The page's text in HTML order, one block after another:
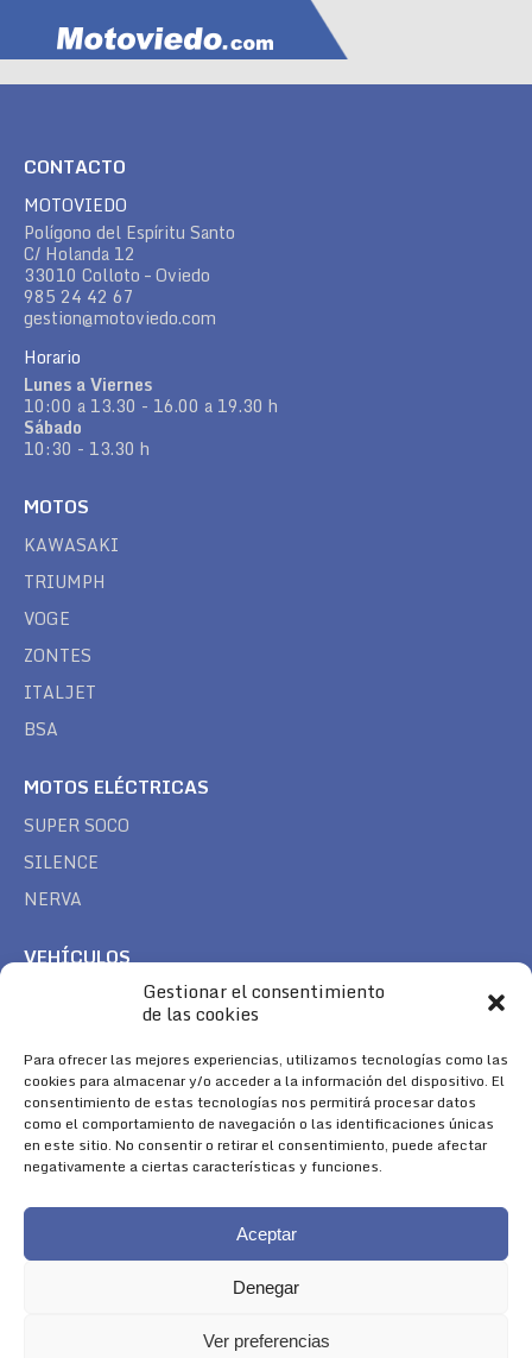
Gestionar el consentimiento
de las cookies
Para ofrecer las mejores experiencias, utilizamos tecnologías como las
cookies para almacenar y/o acceder a la información del dispositivo. El
consentimiento de estas tecnologías nos permitirá procesar datos
como el comportamiento de navegación o las identificaciones únicas
en este sitio. No consentir o retirar el consentimiento, puede afectar
negativamente a ciertas características y funciones.
Aceptar
Denegar
Ver preferencias
CONTACTO
MOTOVIEDO
Polígono del Espíritu Santo
C/ Holanda 12
33010 Colloto – Oviedo
985 24 42 67
gestion@motoviedo.com
Horario
Lunes a Viernes
10:00 a 13.30 - 16.00 a 19.30 h
Sábado
10:30 - 13.30 h
MOTOS
KAWASAKI
TRIUMPH
VOGE
ZONTES
ITALJET
BSA
MOTOS ELÉCTRICAS
SUPER SOCO
SILENCE
NERVA
VEHÍCULOS
TREK
SÍGUENOS
Encuéntranos en:
Facebook
page
YouTube
page
Instagram
page